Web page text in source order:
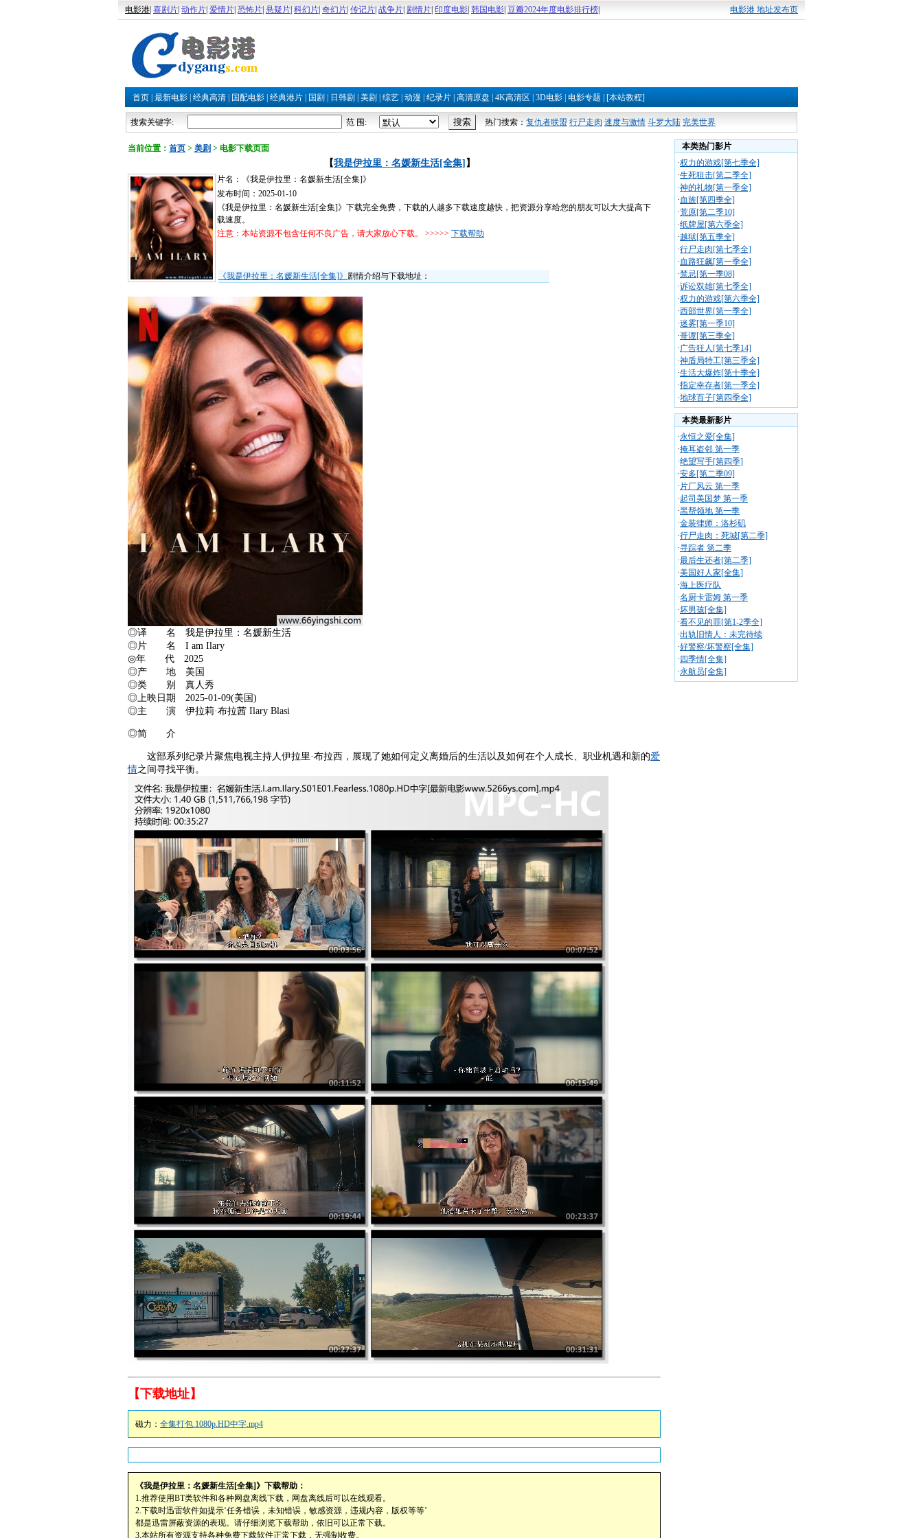
电影港 地址发布页
电影港 喜剧片 动作片 爱情片 恐怖片 悬疑片 科幻片 奇幻片 传记片 战争片 剧情片 印度电影 韩国电影 豆瓣2024年度电影排行榜
首页 最新电影 经典高清 国配电影 经典港片 国剧 日韩剧 美剧 综艺 动漫 纪录片 高清原盘 4K高清区 3D电影 电影专题 [本站教程]
搜索关键字: 范 围: 热门搜索： 复仇者联盟 行尸走肉 速度与激情 斗罗大陆 完美世界
当前位置： 首页 > 美剧 > 电影下载页面
【我是伊拉里：名媛新生活[全集] 】
片名：《我是伊拉里：名媛新生活[全集]》
发布时间：2025-01-10
《我是伊拉里：名媛新生活[全集]》下载完全免费，下载的人越多下载速度越快，把资源分享给您的朋友可以大大提高下
载速度。
注意：本站资源不包含任何不良广告，请大家放心下载。 >>>>> 下载帮助
《我是伊拉里：名媛新生活[全集]》 剧情介绍与下载地址：
◎译 名 我是伊拉里：名媛新生活
◎片 名 I am Ilary
◎年 代 2025
◎产 地 美国
◎类 别 真人秀
◎上映日期 2025-01-09(美国)
◎主 演 伊拉莉·布拉茜 Ilary Blasi
◎简 介
这部系列纪录片聚焦电视主持人伊拉里·布拉西，展现了她如何定义离婚后的生活以及如何在个人成长、职业机遇和新的爱
情之间寻找平衡。
【下载地址】
磁力： 全集打包.1080p.HD中字.mp4
《我是伊拉里：名媛新生活[全集]》下载帮助：
1.推荐使用BT类软件和各种网盘离线下载，网盘离线后可以在线观看。
2.下载时迅雷软件如提示‘任务错误，未知错误，敏感资源，违规内容，版权等等’
都是迅雷屏蔽资源的表现。请仔细浏览下载帮助，依旧可以正常下载。
3.本站所有资源支持各种免费下载软件正常下载，无强制收费。
本类热门影片
·权力的游戏[第七季全]
·生死狙击[第二季全]
·神的礼物[第一季全]
·血族[第四季全]
·荒原[第二季10]
·纸牌屋[第六季全]
·越狱[第五季全]
·行尸走肉[第七季全]
·血路狂飙[第一季全]
·禁忌[第一季08]
·诉讼双雄[第七季全]
·权力的游戏[第六季全]
·西部世界[第一季全]
·迷雾[第一季10]
·哥谭[第三季全]
·广告狂人[第七季14]
·神盾局特工[第三季全]
·生活大爆炸[第十季全]
·指定幸存者[第一季全]
·地球百子[第四季全]
本类最新影片
·永恒之爱[全集]
·掩耳盗邻 第一季
·绝望写手[第四季]
·安多[第二季09]
· 片厂风云 第一季
·起司美国梦 第一季
·黑帮领地 第一季
·金装律师：洛杉矶
·行尸走肉：死城[第二季]
·寻踪者 第二季
·最后生还者[第二季]
·美国好人家[全集]
·海上医疗队
·名厨卡雷姆 第一季
·坏男孩[全集]
·看不见的罪[第1-2季全]
·出轨旧情人：未完待续
·好警察/坏警察[全集]
· 四季情[全集]
·永航员[全集]